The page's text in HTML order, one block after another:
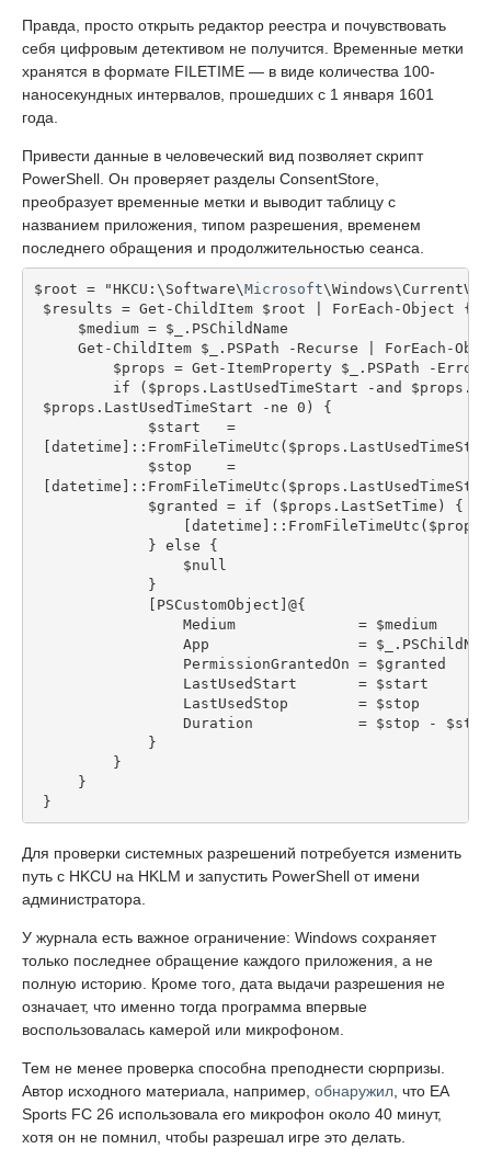
Правда, просто открыть редактор реестра и почувствовать
себя цифровым детективом не получится. Временные метки
хранятся в формате FILETIME — в виде количества 100-
наносекундных интервалов, прошедших с 1 января 1601
года.
Привести данные в человеческий вид позволяет скрипт
PowerShell. Он проверяет разделы ConsentStore,
преобразует временные метки и выводит таблицу с
названием приложения, типом разрешения, временем
последнего обращения и продолжительностью сеанса.
$root = "HKCU:\Software\Microsoft
$results = Get-ChildItem $root | ForEach-Object {
$medium = $_.PSChildName
Get-ChildItem $_.PSPath -Recurse | ForEach-
$props = Get-ItemProperty $_.PSPath -
if ($props.LastUsedTimeStart -and
$props.LastUsedTimeStart -ne 0) {
$start   =
$stop    =
$granted = if ($props.LastSetTime) {
} else {
$null
}
[PSCustomObject]@{
Medium              = $medium
App                 =
PermissionGrantedOn = $granted
LastUsedStart       = $start
LastUsedStop        = $stop
Duration            = $stop -
}
}
}
}
Для проверки системных разрешений потребуется изменить
путь с HKCU на HKLM и запустить PowerShell от имени
администратора.
У журнала есть важное ограничение: Windows сохраняет
только последнее обращение каждого приложения, а не
полную историю. Кроме того, дата выдачи разрешения не
означает, что именно тогда программа впервые
воспользовалась камерой или микрофоном.
Тем не менее проверка способна преподнести сюрпризы.
Автор исходного материала, например, обнаружил , что EA
Sports FC 26 использовала его микрофон около 40 минут,
хотя он не помнил, чтобы разрешал игре это делать.